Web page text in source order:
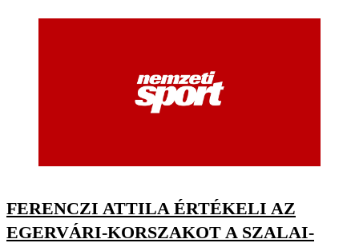
FERENCZI ATTILA ÉRTÉKELI AZ
EGERVÁRI-KORSZAKOT A SZALAI-